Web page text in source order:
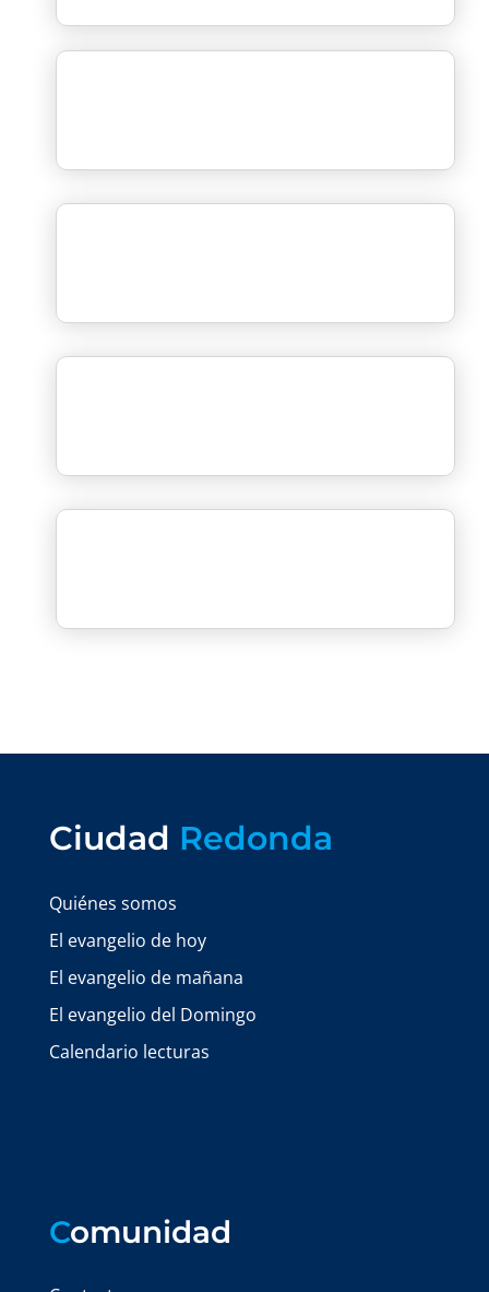
Ciudad Redonda
Quiénes somos
El evangelio de hoy
El evangelio de mañana
El evangelio del Domingo
Calendario lecturas
Comunidad